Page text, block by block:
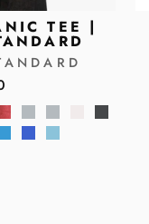
TEE |